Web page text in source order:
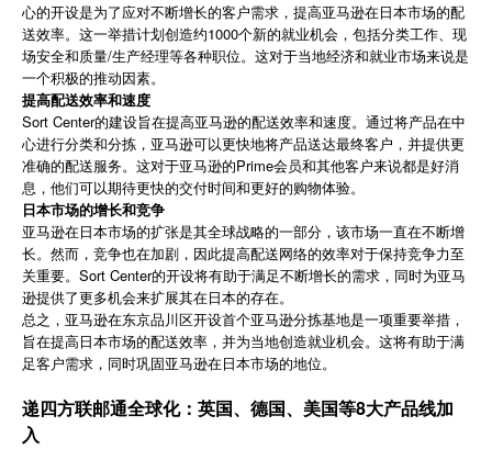
心的开设是为了应对不断增长的客户需求，提高亚马逊在日本市场的配
送效率。这一举措计划创造约1000个新的就业机会，包括分类工作、现
场安全和质量/生产经理等各种职位。这对于当地经济和就业市场来说是
一个积极的推动因素。
提高配送效率和速度
Sort Center的建设旨在提高亚马逊的配送效率和速度。通过将产品在中
心进行分类和分拣，亚马逊可以更快地将产品送达最终客户，并提供更
准确的配送服务。这对于亚马逊的Prime会员和其他客户来说都是好消
息，他们可以期待更快的交付时间和更好的购物体验。
日本市场的增长和竞争
亚马逊在日本市场的扩张是其全球战略的一部分，该市场一直在不断增
长。然而，竞争也在加剧，因此提高配送网络的效率对于保持竞争力至
关重要。Sort Center的开设将有助于满足不断增长的需求，同时为亚马
逊提供了更多机会来扩展其在日本的存在。
总之，亚马逊在东京品川区开设首个亚马逊分拣基地是一项重要举措，
旨在提高日本市场的配送效率，并为当地创造就业机会。这将有助于满
足客户需求，同时巩固亚马逊在日本市场的地位。
递四方联邮通全球化：英国、德国、美国等8大产品线加
入